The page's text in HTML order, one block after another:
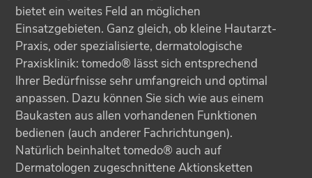
bietet ein weites Feld an möglichen
Einsatzgebieten. Ganz gleich, ob kleine Hautarzt-
Praxis, oder spezialisierte, derma­tologische
Praxisklinik: tomedo® lässt sich entsprechend
Ihrer Bedürfnisse sehr umfangreich und optimal
anpassen. Dazu können Sie sich wie aus einem
Baukasten aus allen vorhandenen Funktionen
bedienen (auch anderer Fachrichtungen).
Natürlich beinhaltet tomedo® auch auf
Dermatologen zugeschnittene Aktionsketten